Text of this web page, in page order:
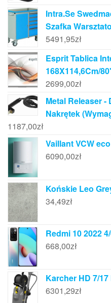
Intra.Se
Szafka
5491,95zł
Esprit Tablica
168X114,6Cm/
2699,00zł
Metal Releaser -
Nakrętek
1187,00zł
Vaillant VCW
6090,00zł
Końskie Leo
34,49zł
Redmi 10 2022
668,00zł
Karcher HD 7/17
6301,29zł